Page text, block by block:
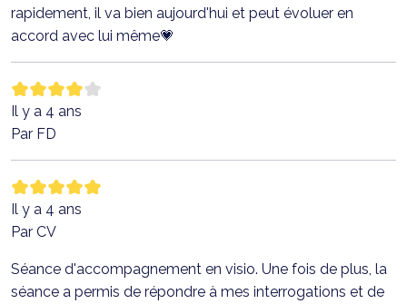
rapidement, il va bien aujourd'hui et peut évoluer en
accord avec lui même💗
Il y a 4 ans
Par FD
Il y a 4 ans
Par CV
Séance d'accompagnement en visio. Une fois de plus, la
séance a permis de répondre à mes interrogations et de